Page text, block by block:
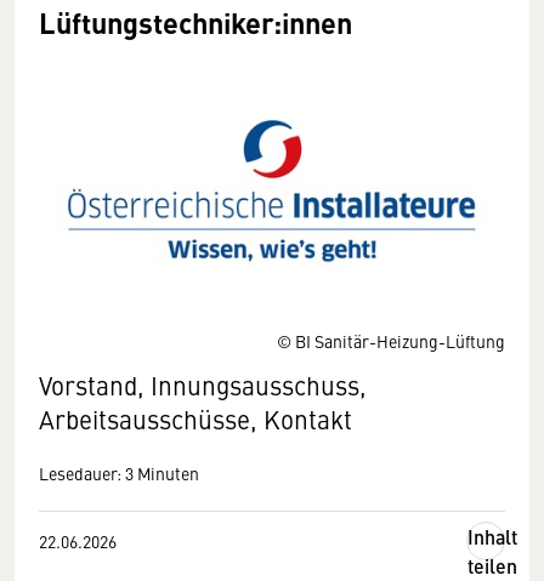
© BI Sanitär-Heizung-Lüftung
Lüftungstechniker:innen
Vorstand, Innungsausschuss,
Arbeitsausschüsse, Kontakt
Lesedauer: 3 Minuten
22.06.2026
Inhalt
teilen